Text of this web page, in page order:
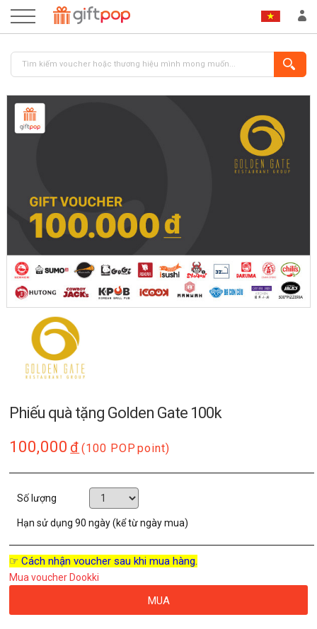
ĐĂNG NHẬP
Phiếu quà tặng Golden Gate 100k
100,000 đ (100 POP point)
Số lượng
Hạn sử dụng90 ngày (kể từ ngày mua)
☞ Cách nhận voucher sau khi mua hàng.
Mua voucher Dookki
MUA